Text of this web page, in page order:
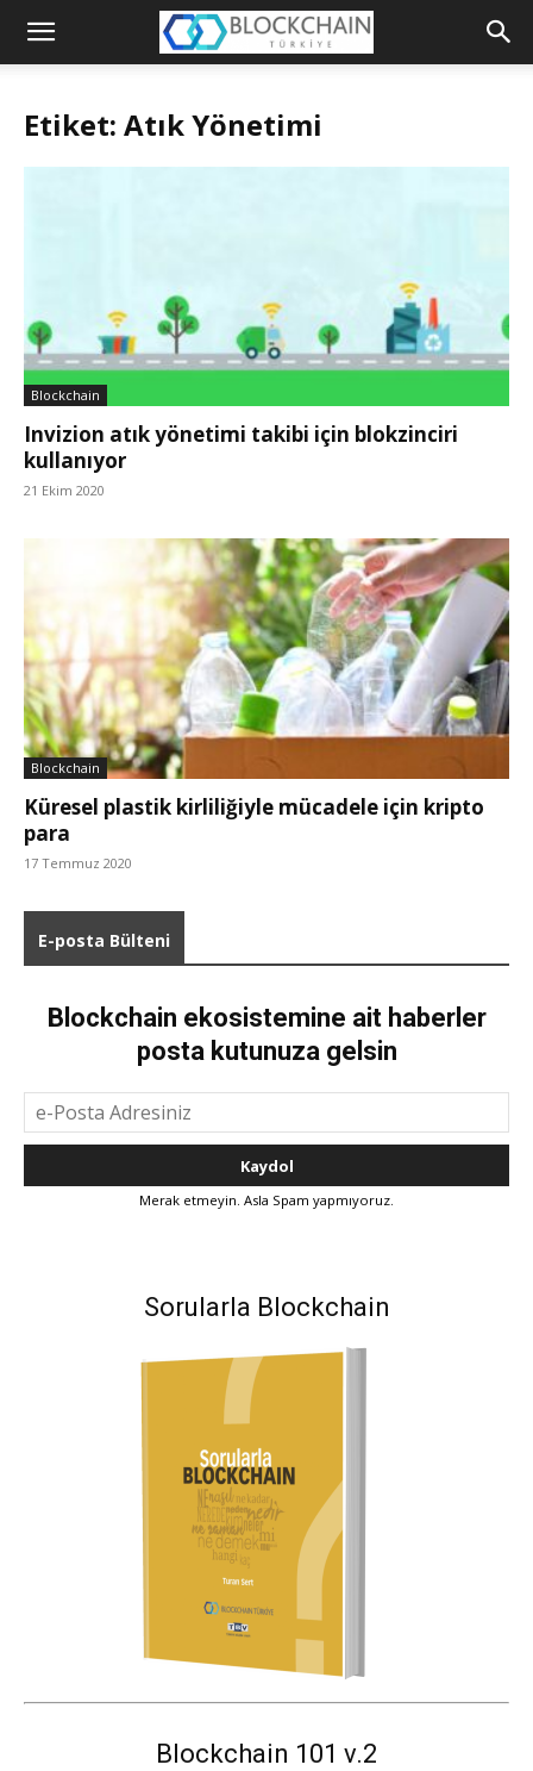
Blockchain
Etiket: Atık Yönetimi
Blockchain
Invizion atık yönetimi takibi için blokzinciri
kullanıyor
21 Ekim 2020
Blockchain
Küresel plastik kirliliğiyle mücadele için kripto
para
17 Temmuz 2020
E-posta Bülteni
Blockchain ekosistemine ait haberler
posta kutunuza gelsin
Merak etmeyin. Asla Spam yapmıyoruz.
Sorularla Blockchain
Blockchain 101 v.2